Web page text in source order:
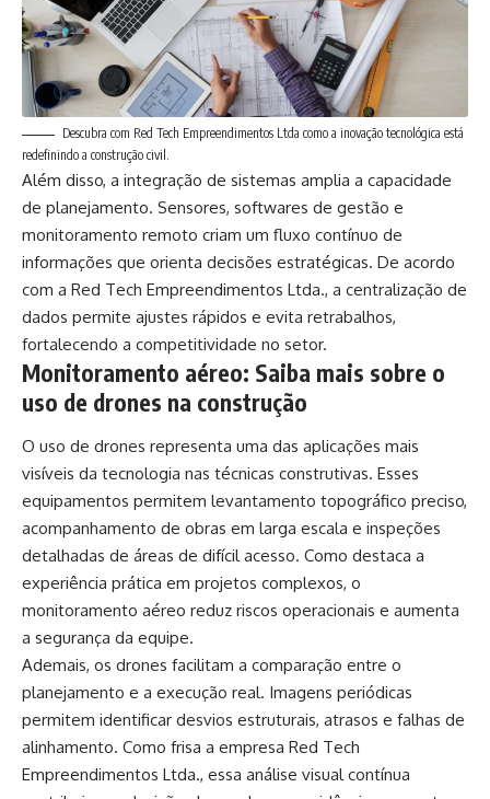
Descubra com Red Tech Empreendimentos Ltda como a inovação tecnológica está
redefinindo a construção civil.
Além disso, a integração de sistemas amplia a capacidade
de planejamento. Sensores, softwares de gestão e
monitoramento remoto criam um fluxo contínuo de
informações que orienta decisões estratégicas. De acordo
com a Red Tech Empreendimentos Ltda., a centralização de
dados permite ajustes rápidos e evita retrabalhos,
fortalecendo a competitividade no setor.
Monitoramento aéreo: Saiba mais sobre o
uso de drones na construção
O uso de drones representa uma das aplicações mais
visíveis da tecnologia nas técnicas construtivas. Esses
equipamentos permitem levantamento topográfico preciso,
acompanhamento de obras em larga escala e inspeções
detalhadas de áreas de difícil acesso. Como destaca a
experiência prática em projetos complexos, o
monitoramento aéreo reduz riscos operacionais e aumenta
a segurança da equipe.
Ademais, os drones facilitam a comparação entre o
planejamento e a execução real. Imagens periódicas
permitem identificar desvios estruturais, atrasos e falhas de
alinhamento. Como frisa a empresa Red Tech
Empreendimentos Ltda., essa análise visual contínua